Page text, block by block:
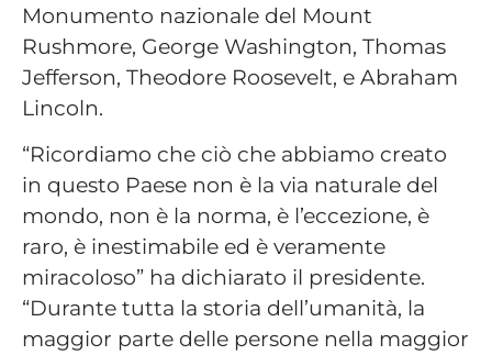
Monumento nazionale del Mount
Rushmore, George Washington, Thomas
Jefferson, Theodore Roosevelt, e Abraham
Lincoln.
“Ricordiamo che ciò che abbiamo creato
in questo Paese non è la via naturale del
mondo, non è la norma, è l’eccezione, è
raro, è inestimabile ed è veramente
miracoloso” ha dichiarato il presidente.
“Durante tutta la storia dell’umanità, la
maggior parte delle persone nella maggior